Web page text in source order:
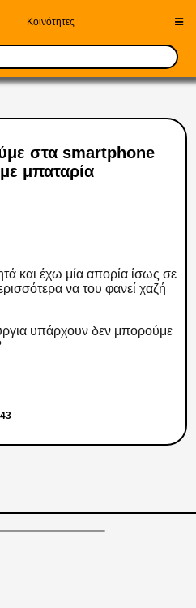
Κοινότητες
στα smartphone
μπαταρία
και έχω μία απορία ίσως σε
να του φανεί χαζή
υπάρχουν δεν μπορούμε